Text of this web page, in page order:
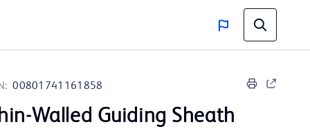
00801741161858
Walled Guiding Sheath